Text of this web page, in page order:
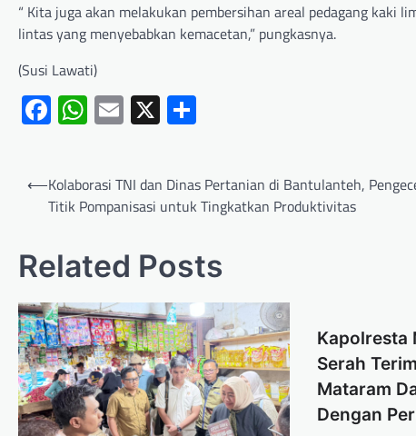
“ Kita juga akan melakukan pembersihan areal pedagang kaki
lintas yang menyebabkan kemacetan,” pungkasnya.
(Susi Lawati)
Facebook
WhatsApp
Email
X
⟵Kolaborasi TNI dan Dinas Pertanian di Bantulanteh,
Titik Pompanisasi untuk Tingkatkan Produktivitas
Related Posts
Kapolresta
Serah
Mataram
Dengan